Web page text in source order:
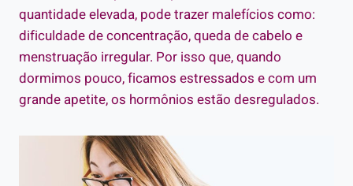
quantidade elevada, pode trazer malefícios como:
dificuldade de concentração, queda de cabelo e
menstruação irregular. Por isso que, quando
dormimos pouco, ficamos estressados e com um
grande apetite, os hormônios estão desregulados.